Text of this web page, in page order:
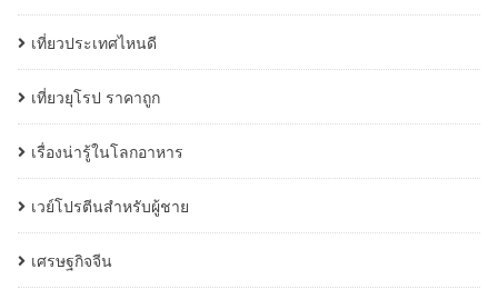
เที่ยวประเทศไหนดี
เที่ยวยุโรป ราคาถูก
เรื่องน่ารู้ในโลกอาหาร
เวย์โปรตีนสำหรับผู้ชาย
เศรษฐกิจจีน